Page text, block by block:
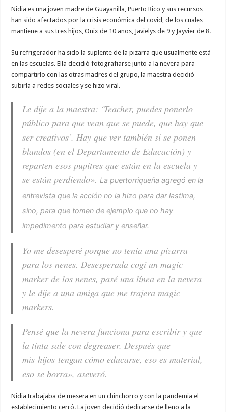
Nidia es una joven madre de Guayanilla, Puerto Rico y sus recursos
han sido afectados por la crisis económica del covid, de los cuales
mantiene a sus tres hijos, Onix de 10 años, Javielys de 9 y Jayvier de 8.
Su refrigerador ha sido la suplente de la pizarra que usualmente está
en las escuelas. Ella decidió fotografiarse junto a la nevera para
compartirlo con las otras madres del grupo, la maestra decidió
subirla a redes sociales y se hizo viral.
Le dije a la maestra: ‘Teacher, puedes ponerlo
público para que vean que se puede, que hay que
ser creativos’. Hay que ver también si se ponen
blandos (en el Departamento de Educación) y
reparten esos pupitres que están en la escuela y
se están perdiendo».La puertorriqueña agregó en la
entrevista que la acción no la hizo para dar lastima,
sino, para que tomen de ejemplo que no hay
impedimento para estudiar y enseñar.
Yo me desesperé porque no tenía una pizarra
para los nenes. Desesperada cogí un magic
marker de los nenes, pasé una línea en la nevera
y le dije a una amiga que me trajera magic
markers.
Pensé que la nevera funciona para escribir y que
la tinta sale con degreaser. Después que
mis hijos tengan cómo educarse, eso es material,
eso se borra», aseveró.
Nidia trabajaba de mesera en un chinchorro y con la pandemia el
establecimiento cerró. La joven decidió dedicarse de lleno a la